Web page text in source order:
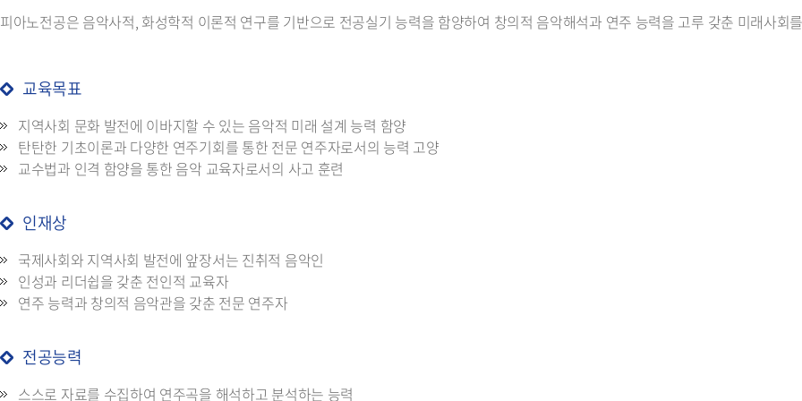
피아노전공은 음악사적, 화성학적 이론적 연구를 기반으로 전공실기 능력을 함양하여 창의적 음악해석과 연주 능력을 고루 갖춘 미래사회
교육목표
지역사회 문화 발전에 이바지할 수 있는 음악적 미래 설계 능력 함양
탄탄한 기초이론과 다양한 연주기회를 통한 전문 연주자로서의 능력 고양
교수법과 인격 함양을 통한 음악 교육자로서의 사고 훈련
인재상
국제사회와 지역사회 발전에 앞장서는 진취적 음악인
인성과 리더쉽을 갖춘 전인적 교육자
연주 능력과 창의적 음악관을 갖춘 전문 연주자
전공능력
스스로 자료를 수집하여 연주곡을 해석하고 분석하는 능력